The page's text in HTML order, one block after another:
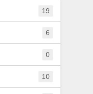
19
6
0
10